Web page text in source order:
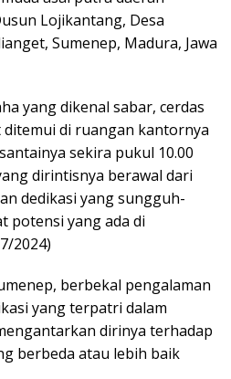
Lojikantang, Desa
Sumenep, Madura, Jawa
yang dikenal sabar, cerdas
di ruangan kantornya
sekira pukul 10.00
dirintisnya berawal dari
dedikasi yang sungguh-
potensi yang ada di
2024)
berbekal pengalaman
yang terpatri dalam
dirinya terhadap
berbeda atau lebih baik